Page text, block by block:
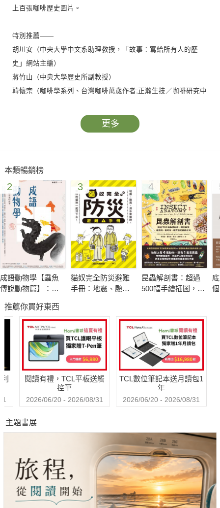
上百張咖啡歷史圖片。
特別推薦——
胡川安（中央大學中文系助理教授，「故事：寫給所有人的歷
史」網站主編）
蔣竹山（中央大學歷史所副教授）
韓懷宗（咖啡學系列、台灣咖啡萬歲作者;正瀚生技／咖啡研究中
詳盡，幾乎可達專業史學的水準。是第一本描寫日治時期臺灣咖
啡種植產業發展史的佳作。
——蔣竹山
本書的作者文可璽是臺灣咖啡歷史的偵探，《臺灣咖啡誌》蒐集
了堅實的歷史資料，並且透過系統性的整理，讓一切的謎團都在
證據的照亮下解開。除此之外，最為難得的是作者踏察過不少咖
啡的植栽地，加入了空間與地理的向度，提供更為立體的歷史。
——胡川安
「如鬼那樣黑，如戀愛那麼甘，如地獄那般熱的——珈琲」
在歐洲，巴哈的《咖啡清唱劇》女主角因咖啡成癮而無法自拔，
咖啡勝過香吻、甜酒。在日本，早年的文宣形容咖啡，如鬼黑、
如戀愛甘、如地獄熱。在臺灣，大稻埕豪商李春生，堪稱「玩咖
啡」第一人。
一八九七年，盛進商行進口日本咖啡糖，它的廣告詞寫著：「正
真便利珈琲糖……」；一九○一年，縱貫線鐵道改道經西門，西
門市場內的商人關口龍太郎賣起咖啡豆；一九一二年，臺北第一
家咖啡屋「公園獅」在臺北俱樂部旁開張；
……
當星巴克、85°C等連鎖咖啡店，如雨後春筍般盤據臺灣大街小巷
之際；當全球有三分之二人口飲用咖啡、每天消費量高達十四億
更多
本類暢銷榜
2
成語動物學【蟲魚
傳說動物篇】：閱
3
貓奴完全防災避難
手冊：地震、颱
下去！
4
昆蟲解剖書：超過
500幅手繪插圖，帶
蟲世界
推薦你買好東西
閱讀有禮，TCL平板送觸
控筆
2026/06/20 - 2026/08/31
TCL數位筆記本送月讀包1
年
2026/06/20 - 2026/08/31
主題書展